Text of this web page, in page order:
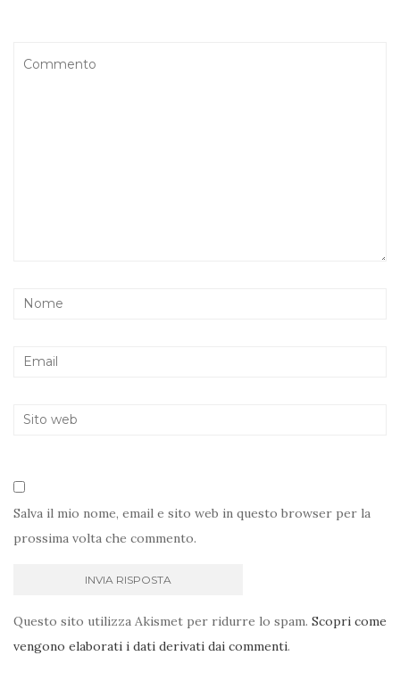
Salva il mio nome, email e sito web in questo browser per la
prossima volta che commento.
Questo sito utilizza Akismet per ridurre lo spam. Scopri come
vengono elaborati i dati derivati dai commenti.